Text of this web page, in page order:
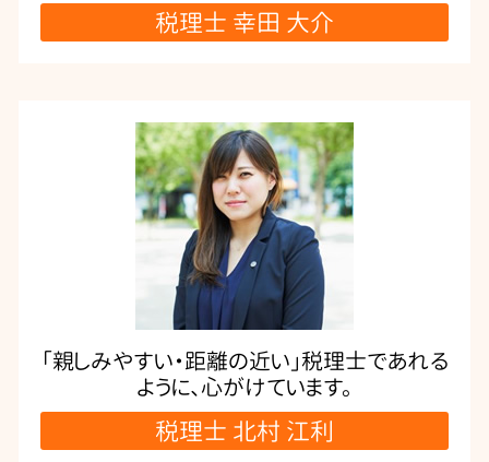
税理士 幸田 大介
「親しみやすい・距離の近い」税理士であれる
ように、心がけています。
税理士 北村 江利